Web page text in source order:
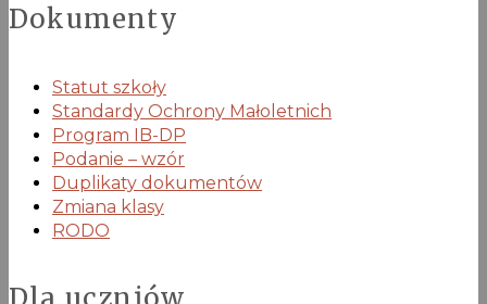
Dokumenty
Statut szkoły
Standardy Ochrony Małoletnich
Program IB-DP
Podanie – wzór
Duplikaty dokumentów
Zmiana klasy
RODO